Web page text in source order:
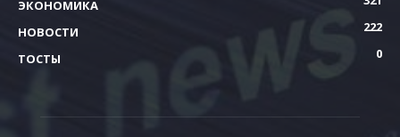
ЭКОНОМИКА
НОВОСТИ
222
ТОСТЫ
0